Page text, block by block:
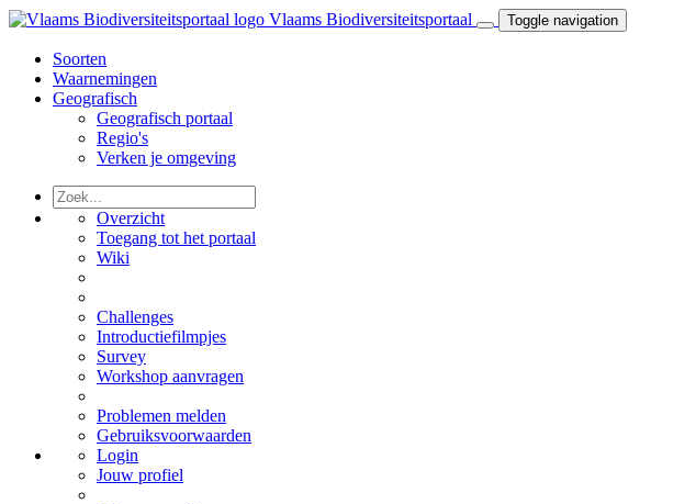
Vlaams Biodiversiteitsportaal Toggle navigation
Soorten
Waarnemingen
Geografisch
Geografisch portaal
Regio's
Verken je omgeving
Overzicht
Toegang tot het portaal
Wiki
Challenges
Introductiefilmpjes
Survey
Workshop aanvragen
Problemen melden
Gebruiksvoorwaarden
Login
Jouw profiel